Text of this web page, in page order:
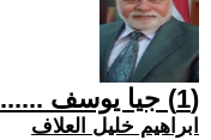
(1) جيا يوسف ................نبع بعيد الغور
ابراهيم خليل العلاف